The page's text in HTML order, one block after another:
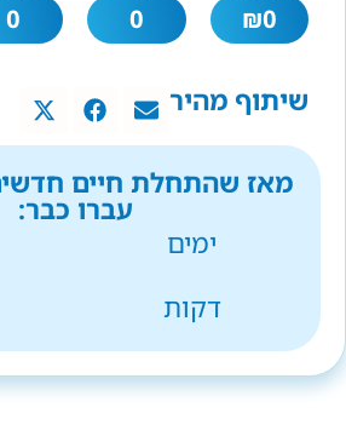
0
₪
0
0
שיתוף מהיר
מאז שהתחלת חיים
עברו כבר:
ימים
דקות